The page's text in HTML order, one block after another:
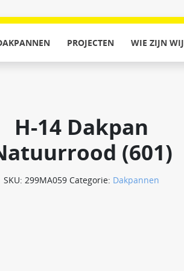
PROJECTEN WIE ZIJN WIJ
H-14 Dakpan
(601)
SKU:299MA059 Categorie: Dakpannen